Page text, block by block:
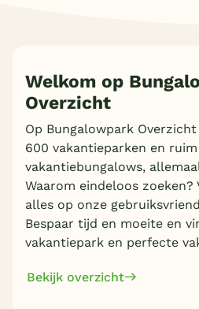
Welkom op
Overzicht
Op Bungalowpark
600 vakantieparken en
vakantiebungalows,
Waarom eindeloos zoeken?
alles op onze
Bespaar tijd en moeite en
vakantiepark en perfecte
Bekijk overzicht